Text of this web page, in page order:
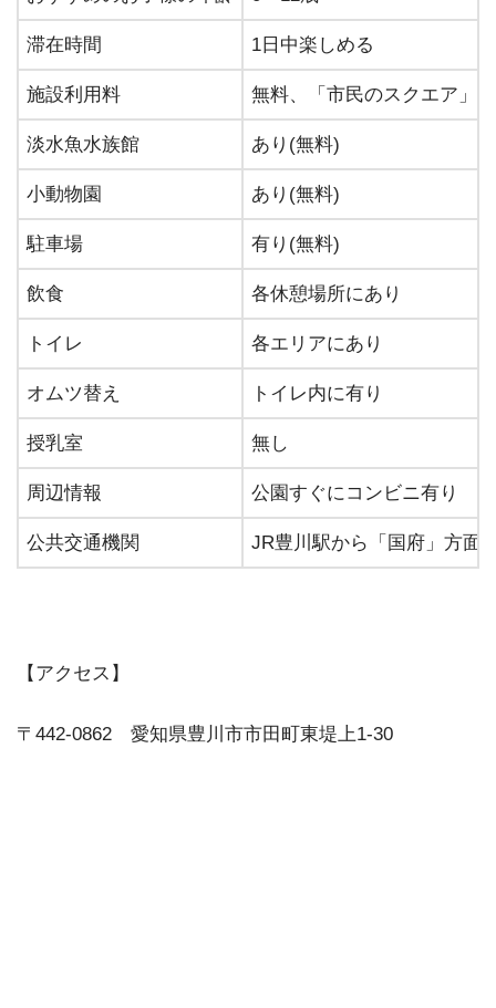
滞在時間 1⽇中楽しめる
施設利⽤料 無料、「市民のスクエア」
淡水魚水族館 あり(無料)
小動物園 あり(無料)
駐⾞場 有り(無料)
飲⾷ 各休憩場所にあり
トイレ 各エリアにあり
オムツ替え トイレ内に有り
授乳室 無し
周辺情報 公園すぐにコンビニ有り
公共交通機関 JR豊川駅から「国府」方面
【アクセス】
〒442-0862 愛知県豊川市市田町東堤上1-30